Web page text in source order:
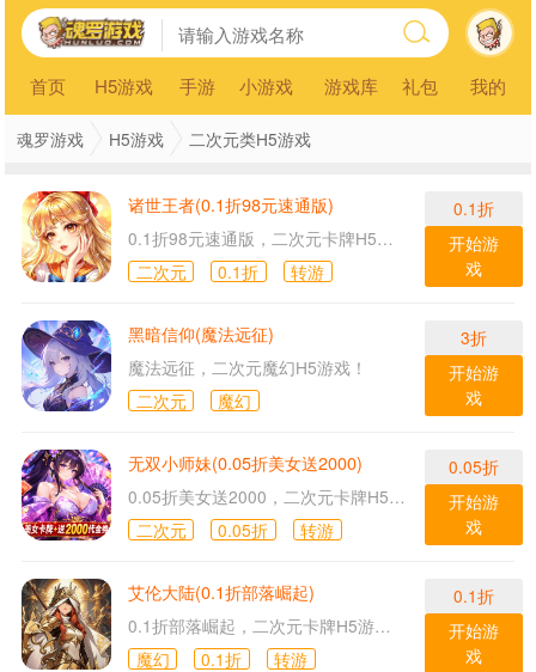
首页 H5游戏 手游 小游戏 游戏库 礼包 我的
魂罗游戏 H5游戏 二次元类H5游戏
诸世王者(0.1折98元速通版)
0.1折98元速通版，二次元卡牌H5游戏！
二次元
0.1折 转游
0.1折
开始游
戏
黑暗信仰(魔法远征)
魔法远征，二次元魔幻H5游戏！
二次元
魔幻
3折
开始游
戏
无双小师妹(0.05折美女送2000)
0.05折美女送2000，二次元卡牌H5游戏！
二次元
0.05折 转游
0.05折
开始游
戏
艾伦大陆(0.1折部落崛起)
0.1折部落崛起，二次元卡牌H5游戏！
魔幻
0.1折 转游
0.1折
开始游
戏